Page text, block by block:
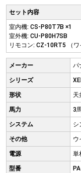
セット内容
室内機: CS-P80T7B ×1
室外機: CU-P80H7SB
リモコン: CZ-10RT5 （ワ
メーカー パ
シリーズ
形状 天
馬力 3
システム シ
その他 ウ
電源 単
型番